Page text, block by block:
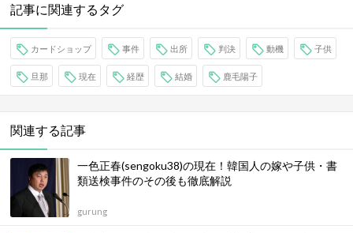
記事に関連するタグ
カードショップ 事件 出所 判決 動機 子供
旦那 現在 経歴 結婚 鹿毛陽子
関連する記事
一色正春(sengoku38)の現在！韓国人の嫁や子供・書
類送検事件のその後も徹底解説
gurung